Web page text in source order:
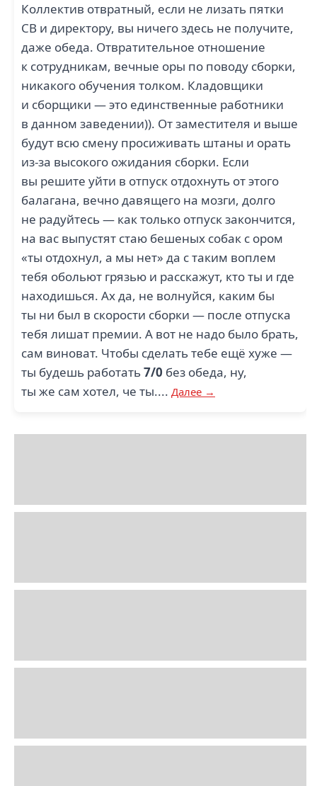
Коллектив отвратный, если не лизать пятки
СВ и директору, вы ничего здесь не получите,
даже обеда. Отвратительное отношение
к сотрудникам, вечные оры по поводу сборки,
никакого обучения толком. Кладовщики
и сборщики — это единственные работники
в данном заведении)). От заместителя и выше
будут всю смену просиживать штаны и орать
из-за высокого ожидания сборки. Если
вы решите уйти в отпуск отдохнуть от этого
балагана, вечно давящего на мозги, долго
не радуйтесь — как только отпуск закончится,
на вас выпустят стаю бешеных собак с ором
«ты отдохнул, а мы нет» да с таким воплем
тебя обольют грязью и расскажут, кто ты и где
находишься. Ах да, не волнуйся, каким бы
ты ни был в скорости сборки — после отпуска
тебя лишат премии. А вот не надо было брать,
сам виноват. Чтобы сделать тебе ещё хуже —
ты будешь работать7/0 без обеда, ну,
ты же сам хотел, че ты.... Далее →